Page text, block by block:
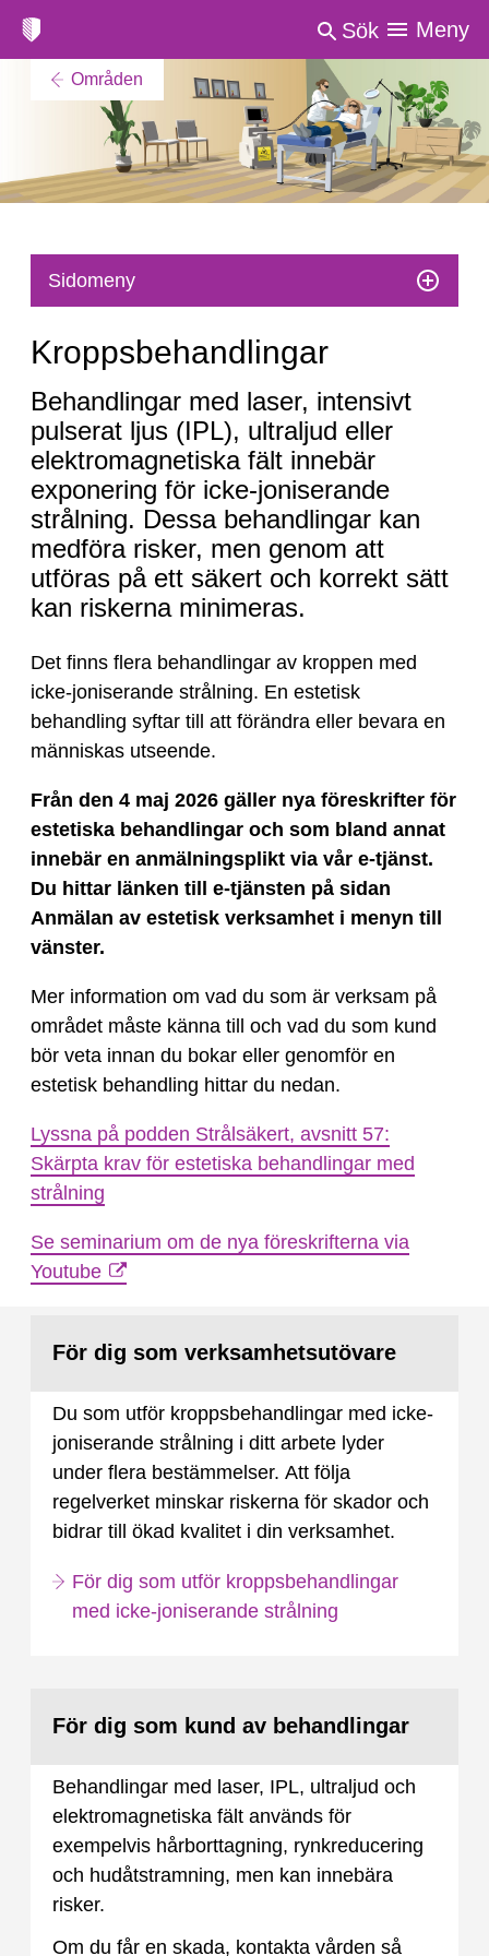
Sök Meny
Områden
Sidomeny
Kroppsbehandlingar
Behandlingar med laser, intensivt
pulserat ljus (IPL), ultraljud eller
elektromagnetiska fält innebär
exponering för icke-joniserande
strålning. Dessa behandlingar kan
medföra risker, men genom att
utföras på ett säkert och korrekt sätt
kan riskerna minimeras.
Det finns flera behandlingar av kroppen med
icke-joniserande strålning. En estetisk
behandling syftar till att förändra eller bevara en
människas utseende.
Från den 4 maj 2026 gäller nya föreskrifter för
estetiska behandlingar och som bland annat
innebär en anmälningsplikt via vår e-tjänst.
Du hittar länken till e-tjänsten på sidan
Anmälan av estetisk verksamhet i menyn till
vänster.
Mer information om vad du som är verksam på
området måste känna till och vad du som kund
bör veta innan du bokar eller genomför en
estetisk behandling hittar du nedan.
Lyssna på podden Strålsäkert, avsnitt 57:
Skärpta krav för estetiska behandlingar med
strålning
Se seminarium om de nya föreskrifterna via
Youtube
För dig som verksamhetsutövare
Du som utför kroppsbehandlingar med icke-
joniserande strålning i ditt arbete lyder
under flera bestämmelser. Att följa
regelverket minskar riskerna för skador och
bidrar till ökad kvalitet i din verksamhet.
För dig som utför kroppsbehandlingar
med icke-joniserande strålning
För dig som kund av behandlingar
Behandlingar med laser, IPL, ultraljud och
elektromagnetiska fält används för
exempelvis hårborttagning, rynkreducering
och hudåtstramning, men kan innebära
risker.
Om du får en skada, kontakta vården så